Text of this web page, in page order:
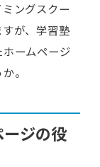
ングスクー
が、学習塾
ームページ
。
ジの役